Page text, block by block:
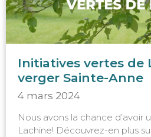
Initiatives vertes de
verger Sainte-Anne
4 mars 2024
Nous avons la chance d’avoir
Lachine! Découvrez-en plus